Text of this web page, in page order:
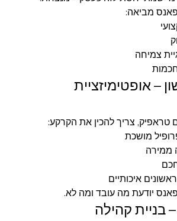
פאנס מביאה:
צמיחה
– אופטימיזציית
טראפיק, צריך להכין את הקרקע:
מושכת
ממירה
איכותיים
פאנס יודעת מה עובד ומה לא.
בניית קהילה